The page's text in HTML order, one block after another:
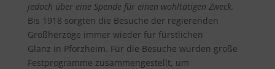
jedoch über eine Spende für einen wohltätigen Zweck.
Bis 1918 sorgten die Besuche der regierenden
Großherzöge immer wieder für fürstlichen
Glanz in Pforzheim. Für die Besuche wurden große
Festprogramme zusammengestellt, um